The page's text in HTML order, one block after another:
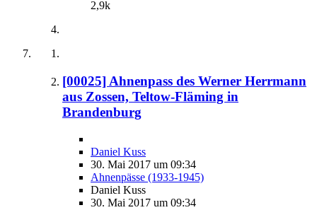
2,9k
[00025] Ahnenpass des Werner Herrmann
aus Zossen, Teltow-Fläming in
Brandenburg
Daniel Kuss
30. Mai 2017 um 09:34
Ahnenpässe (1933-1945)
Daniel Kuss
30. Mai 2017 um 09:34